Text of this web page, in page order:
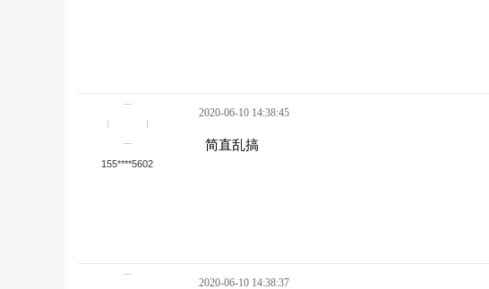
155****5602
2020-06-10 14:38:45
简直乱搞
2020-06-10 14:38:37